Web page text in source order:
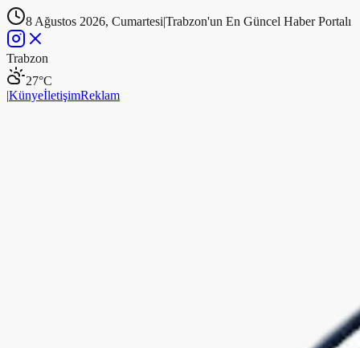
8 Ağustos 2026, Cumartesi|Trabzon'un En Güncel Haber Portalı
Trabzon
27°C
|KünyeİletişimReklam